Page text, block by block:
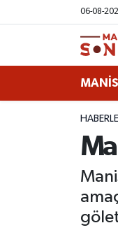
06-08-
GÜNDEM
KÜLTÜR-
MANİSA'DA
Hava Durumu
Trafik Durumu
Puan
Son Dakika